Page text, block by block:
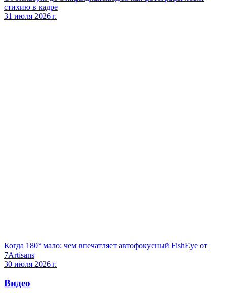
стихию в кадре
31 июля 2026 г.
Когда 180° мало: чем впечатляет автофокусный FishEye от
7Artisans
30 июля 2026 г.
Видео